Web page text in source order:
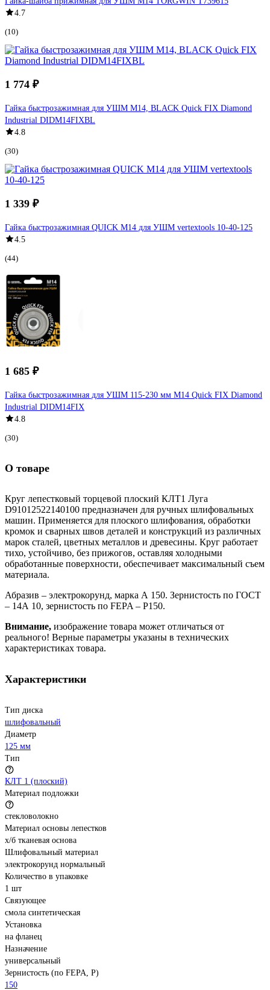
4.7
(10)
1 774 ₽
Гайка быстрозажимная для УШМ М14, BLACK Quick FIX Diamond
Industrial DIDM14FIXBL
4.8
(30)
1 339 ₽
Гайка быстрозажимная QUICK М14 для УШМ vertextools 10-40-125
4.5
(44)
1 685 ₽
Гайка быстрозажимная для УШМ 115-230 мм М14 Quick FIX Diamond
Industrial DIDM14FIX
4.8
(30)
О товаре
Круг лепестковый торцевой плоский КЛТ1 Луга
D91012522140100 предназначен для ручных шлифовальных
машин. Применяется для плоского шлифования, обработки
кромок и сварных швов деталей и конструкций из различных
марок сталей, цветных металлов и древесины. Круг работает
тихо, устойчиво, без прижогов, оставляя холодными
обработанные поверхности, обеспечивает максимальный съем
материала.
Абразив – электрокорунд, марка А 150. Зернистость по ГОСТ
– 14А 10, зернистость по FEPA – P150.
Внимание, изображение товара может отличаться от
реального! Верные параметры указаны в технических
характеристиках товара.
Характеристики
Тип диска
шлифовальный
Диаметр
125 мм
Тип
КЛТ 1 (плоский)
Материал подложки
стекловолокно
Материал основы лепестков
х/б тканевая основа
Шлифовальный материал
электрокорунд нормальный
Количество в упаковке
1 шт
Связующее
смола синтетическая
Установка
на фланец
Назначение
универсальный
Зернистость (по FEPA, P)
150